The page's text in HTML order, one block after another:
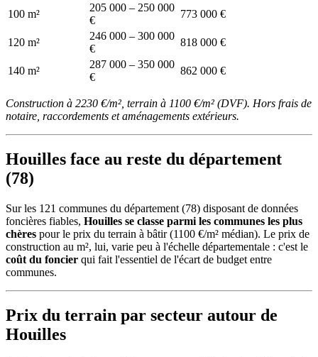
100 m²
205 000 – 250 000
€
773 000 €
120 m²
246 000 – 300 000
€
818 000 €
140 m²
287 000 – 350 000
€
862 000 €
Construction à 2230 €/m², terrain à 1100 €/m² (DVF). Hors frais de
notaire, raccordements et aménagements extérieurs.
Houilles face au reste du département
(78)
Sur les 121 communes du département (78) disposant de données
foncières fiables, Houilles se classe parmi les communes les plus
chères pour le prix du terrain à bâtir (1100 €/m² médian). Le prix de
construction au m², lui, varie peu à l'échelle départementale : c'est le
coût du foncier qui fait l'essentiel de l'écart de budget entre
communes.
Prix du terrain par secteur autour de
Houilles